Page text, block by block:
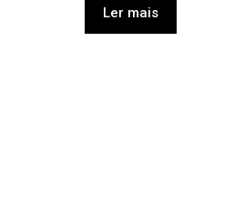
Ler mais